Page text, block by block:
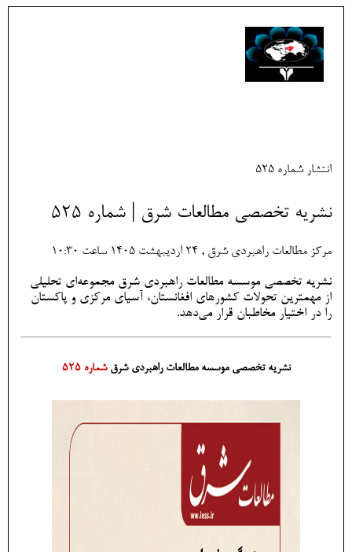
انتشار شماره 525
نشریه تخصصی مطالعات شرق | شماره 525
مرکز مطالعات راهبردی شرق , 24 ارديبهشت 1405 ساعت 10:30
نشریه تخصصی موسسه مطالعات راهبردی شرق مجموعه‌ای تحلیلی
از مهمترین تحولات کشورهای افغانستان، آسیای مرکزی و پاکستان
را در اختیار مخاطبان قرار می‌دهد.
نشریه تخصصی موسسه مطالعات راهبردی شرقشماره 525